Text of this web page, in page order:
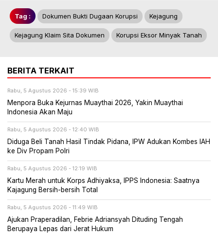
Tag : Dokumen Bukti Dugaan Korupsi Kejagung
Kejagung Klaim Sita Dokumen Korupsi Eksor Minyak Tanah
BERITA TERKAIT
Rabu, 5 Agustus 2026 - 15:39 WIB
Menpora Buka Kejurnas Muaythai 2026, Yakin Muaythai
Indonesia Akan Maju
Rabu, 5 Agustus 2026 - 12:40 WIB
Diduga Beli Tanah Hasil Tindak Pidana, IPW Adukan Kombes IAH
ke Div Propam Polri
Rabu, 5 Agustus 2026 - 12:19 WIB
Kartu Merah untuk Korps Adhiyaksa, IPPS Indonesia: Saatnya
Kajagung Bersih-bersih Total
Rabu, 5 Agustus 2026 - 11:49 WIB
Ajukan Praperadilan, Febrie Adriansyah Dituding Tengah
Berupaya Lepas dari Jerat Hukum